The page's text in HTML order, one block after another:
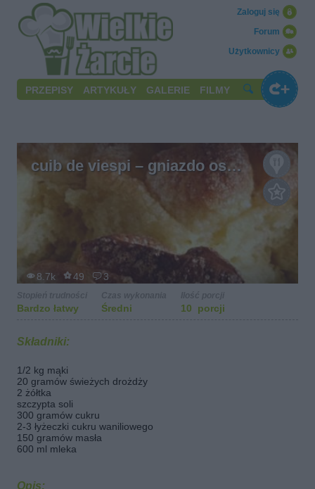
Użytkownicy
Forum
Zaloguj się
PRZEPISY ARTYKUŁY GALERIE FILMY
cuib de viespi – gniazdo os…
8.7k 49 3
Bardzo łatwy Średni 10 porcji
Składniki:
1/2 kg mąki
20 gramów świeżych drożdży
2 żółtka
szczypta soli
300 gramów cukru
2-3 łyżeczki cukru waniliowego
150 gramów masła
600 ml mleka
Opis: